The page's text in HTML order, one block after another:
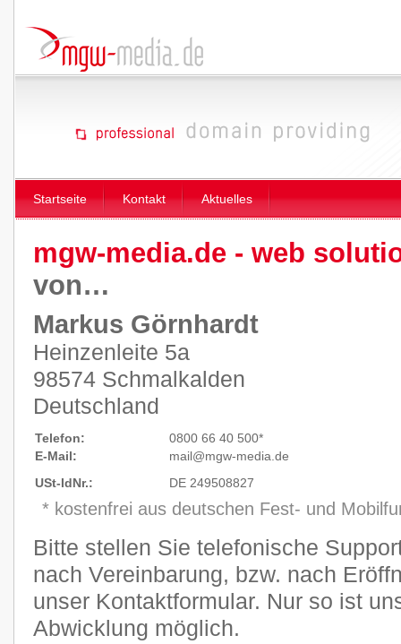
Startseite Kontakt Aktuelles
mgw-media.de - web
von…
Markus Görnhardt
Heinzenleite 5a
98574 Schmalkalden
Deutschland
Telefon:
0800 66 40 500*
E-Mail:
mail@mgw-media.de
USt-IdNr.:
DE 249508827
* kostenfrei aus deutschen Fest- und
Bitte stellen Sie telefonische
nach Vereinbarung, bzw. nach
unser Kontaktformular. Nur so ist
Abwicklung möglich.